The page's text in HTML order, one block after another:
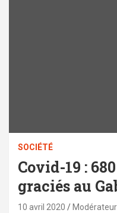
SOCIÉTÉ
Covid-19 :
graciés au
10 avril 2020